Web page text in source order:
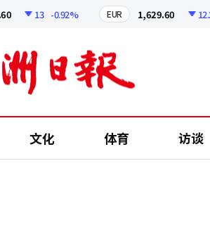
13 -0.92% EUR 1,629.60 12.24
文化 体育 访谈